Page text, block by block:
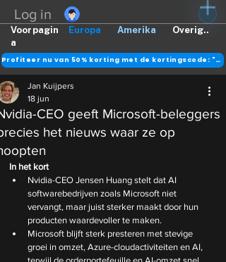
Log in
Europa Amerika Overig..
Voorpagin
a
Profiteer nu van 50% korting met de kortingscode: "DANK"
CEO geeft Microsoft-beleggers
het nieuws waar ze op
Jan Kuijpers
18 jun
In het kort
Nvidia-CEO Jensen Huang stelt dat AI
softwarebedrijven zoals Microsoft niet
vervangt, maar juist sterker maakt door hun
producten waardevoller te maken.
Microsoft blijft sterk presteren met stevige
groei in omzet, Azure-cloudactiviteiten en AI,